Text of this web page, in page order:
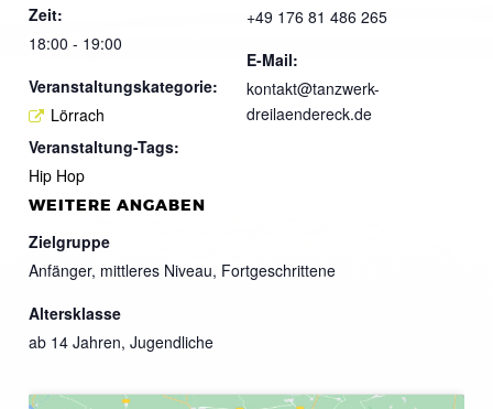
Zeit:
18:00 - 19:00
Veranstaltungskategorie:
Lörrach
Veranstaltung-Tags:
Hip Hop
+49 176 81 486 265
E-Mail:
kontakt@tanzwerk-
dreilaendereck.de
WEITERE ANGABEN
Zielgruppe
Anfänger, mittleres Niveau, Fortgeschrittene
Altersklasse
ab 14 Jahren, Jugendliche